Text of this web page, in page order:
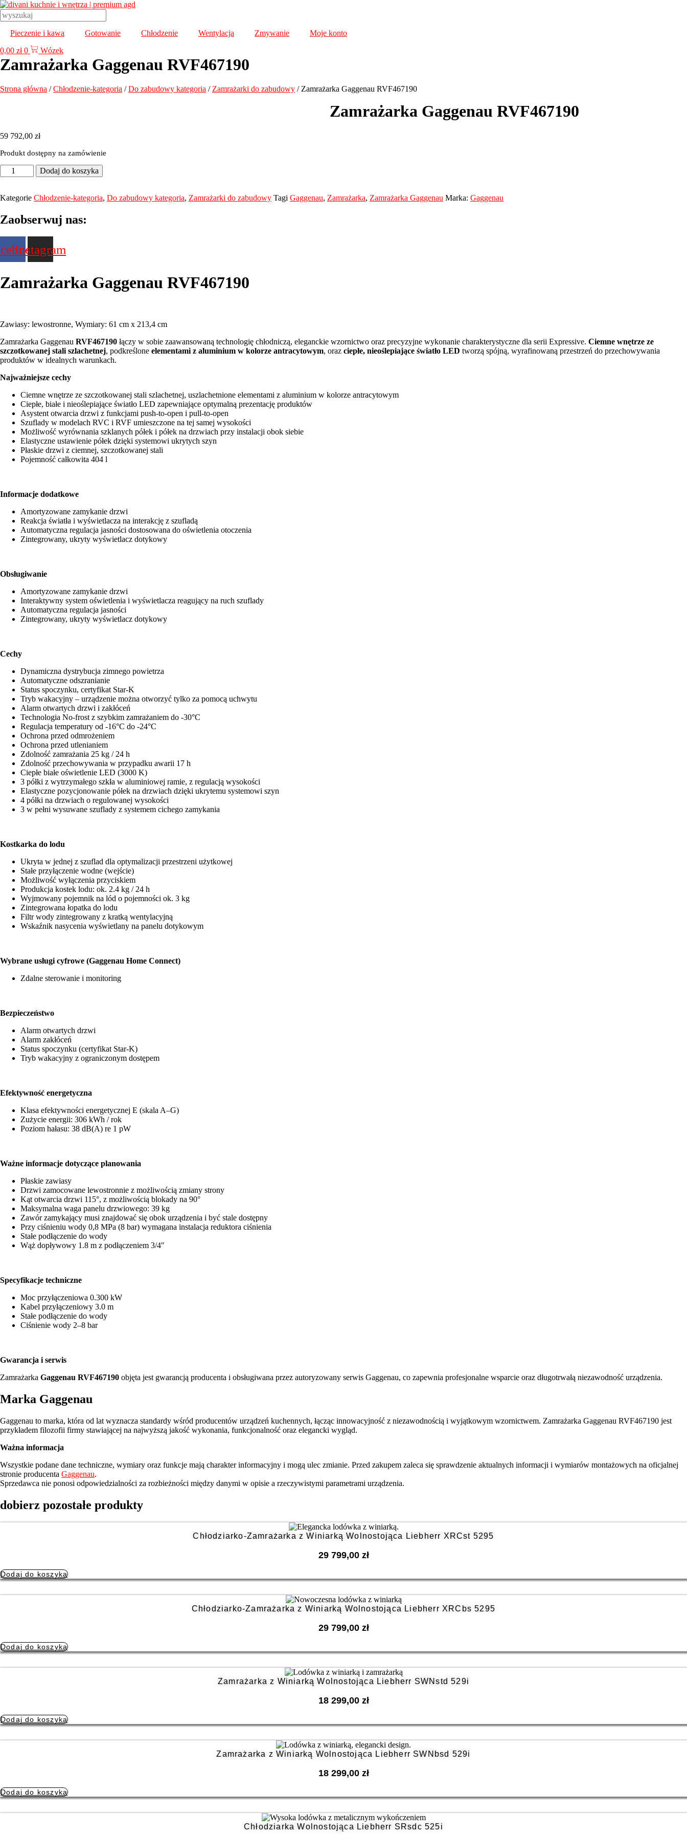
Przejdź
do
treści
Pieczenie i kawa
Gotowanie Chłodzenie Wentylacja Zmywanie
Moje konto
0,00 zł 0 Wózek
Zamrażarka Gaggenau RVF467190
Strona główna /Chłodzenie-kategoria /Do zabudowy kategoria /Zamrażarki do zabudowy / Zamrażarka Gaggenau RVF467190
Zamrażarka Gaggenau RVF467190
59 792,00 zł
Produkt dostępny na zamówienie
ilość
Zamrażarka
RVF467190
Dodaj do koszyka
Kategorie Chłodzenie-kategoria, Do zabudowy kategoria, Zamrażarki do zabudowy Tagi Gaggenau, Zamrażarka, Zamrażarka Gaggenau Marka: Gaggenau
Zaobserwuj nas:
Instagram
Zamrażarka Gaggenau RVF467190
Zawiasy: lewostronne, Wymiary: 61 cm x 213,4 cm
Zamrażarka Gaggenau RVF467190 łączy w sobie zaawansowaną technologię chłodniczą, eleganckie wzornictwo oraz precyzyjne wykonanie charakterystyczne dla serii Expressive. Ciemne wnętrze ze
szczotkowanej stali szlachetnej, podkreślone elementami z aluminium w kolorze antracytowym, oraz ciepłe, nieoślepiające światło LED tworzą spójną, wyrafinowaną przestrzeń do przechowywania
produktów w idealnych warunkach.
Najważniejsze cechy
Ciemne wnętrze ze szczotkowanej stali szlachetnej, uszlachetnione elementami z aluminium w kolorze antracytowym
Ciepłe, białe i nieoślepiające światło LED zapewniające optymalną prezentację produktów
Asystent otwarcia drzwi z funkcjami push-to-open i pull-to-open
Szuflady w modelach RVC i RVF umieszczone na tej samej wysokości
Możliwość wyrównania szklanych półek i półek na drzwiach przy instalacji obok siebie
Elastyczne ustawienie półek dzięki systemowi ukrytych szyn
Płaskie drzwi z ciemnej, szczotkowanej stali
Pojemność całkowita 404 l
Informacje dodatkowe
Amortyzowane zamykanie drzwi
Reakcja światła i wyświetlacza na interakcję z szufladą
Automatyczna regulacja jasności dostosowana do oświetlenia otoczenia
Zintegrowany, ukryty wyświetlacz dotykowy
Obsługiwanie
Amortyzowane zamykanie drzwi
Interaktywny system oświetlenia i wyświetlacza reagujący na ruch szuflady
Automatyczna regulacja jasności
Zintegrowany, ukryty wyświetlacz dotykowy
Cechy
Dynamiczna dystrybucja zimnego powietrza
Automatyczne odszranianie
Status spoczynku, certyfikat Star-K
Tryb wakacyjny – urządzenie można otworzyć tylko za pomocą uchwytu
Alarm otwartych drzwi i zakłóceń
Technologia No-frost z szybkim zamrażaniem do -30°C
Regulacja temperatury od -16°C do -24°C
Ochrona przed odmrożeniem
Ochrona przed utlenianiem
Zdolność zamrażania 25 kg / 24 h
Zdolność przechowywania w przypadku awarii 17 h
Ciepłe białe oświetlenie LED (3000 K)
3 półki z wytrzymałego szkła w aluminiowej ramie, z regulacją wysokości
Elastyczne pozycjonowanie półek na drzwiach dzięki ukrytemu systemowi szyn
4 półki na drzwiach o regulowanej wysokości
3 w pełni wysuwane szuflady z systemem cichego zamykania
Kostkarka do lodu
Ukryta w jednej z szuflad dla optymalizacji przestrzeni użytkowej
Stałe przyłączenie wodne (wejście)
Możliwość wyłączenia przyciskiem
Produkcja kostek lodu: ok. 2.4 kg / 24 h
Wyjmowany pojemnik na lód o pojemności ok. 3 kg
Zintegrowana łopatka do lodu
Filtr wody zintegrowany z kratką wentylacyjną
Wskaźnik nasycenia wyświetlany na panelu dotykowym
Wybrane usługi cyfrowe (Gaggenau Home Connect)
Zdalne sterowanie i monitoring
Bezpieczeństwo
Alarm otwartych drzwi
Alarm zakłóceń
Status spoczynku (certyfikat Star-K)
Tryb wakacyjny z ograniczonym dostępem
Efektywność energetyczna
Klasa efektywności energetycznej E (skala A–G)
Zużycie energii: 306 kWh / rok
Poziom hałasu: 38 dB(A) re 1 pW
Ważne informacje dotyczące planowania
Płaskie zawiasy
Drzwi zamocowane lewostronnie z możliwością zmiany strony
Kąt otwarcia drzwi 115°, z możliwością blokady na 90°
Maksymalna waga panelu drzwiowego: 39 kg
Zawór zamykający musi znajdować się obok urządzenia i być stale dostępny
Przy ciśnieniu wody 0,8 MPa (8 bar) wymagana instalacja reduktora ciśnienia
Stałe podłączenie do wody
Wąż dopływowy 1.8 m z podłączeniem 3/4″
Specyfikacje techniczne
Moc przyłączeniowa 0.300 kW
Kabel przyłączeniowy 3.0 m
Stałe podłączenie do wody
Ciśnienie wody 2–8 bar
Gwarancja i serwis
Zamrażarka Gaggenau RVF467190 objęta jest gwarancją producenta i obsługiwana przez autoryzowany serwis Gaggenau, co zapewnia profesjonalne wsparcie oraz długotrwałą niezawodność urządzenia.
Marka Gaggenau
Gaggenau to marka, która od lat wyznacza standardy wśród producentów urządzeń kuchennych, łącząc innowacyjność z niezawodnością i wyjątkowym wzornictwem. Zamrażarka Gaggenau RVF467190 jest
przykładem filozofii firmy stawiającej na najwyższą jakość wykonania, funkcjonalność oraz elegancki wygląd.
Ważna informacja
Wszystkie podane dane techniczne, wymiary oraz funkcje mają charakter informacyjny i mogą ulec zmianie. Przed zakupem zaleca się sprawdzenie aktualnych informacji i wymiarów montażowych na oficjalnej
stronie producenta Gaggenau.
Sprzedawca nie ponosi odpowiedzialności za rozbieżności między danymi w opisie a rzeczywistymi parametrami urządzenia.
dobierz pozostałe produkty
Chłodziarko-Zamrażarka z Winiarką Wolnostojąca Liebherr XRCst 5295
29 799,00 zł
Dodaj do koszyka
Chłodziarko-Zamrażarka z Winiarką Wolnostojąca Liebherr XRCbs 5295
29 799,00 zł
Dodaj do koszyka
Zamrażarka z Winiarką Wolnostojąca Liebherr SWNstd 529i
18 299,00 zł
Dodaj do koszyka
Zamrażarka z Winiarką Wolnostojąca Liebherr SWNbsd 529i
18 299,00 zł
Dodaj do koszyka
Chłodziarka Wolnostojąca Liebherr SRsdc 525i